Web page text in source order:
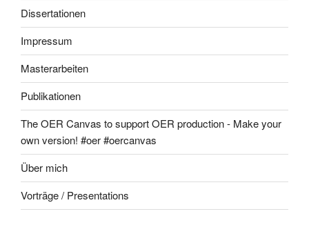
Dissertationen
Impressum
Masterarbeiten
Publikationen
The OER Canvas to support OER production - Make your
own version! #oer #oercanvas
Über mich
Vorträge / Presentations